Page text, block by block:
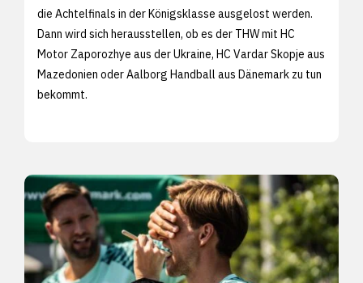
die Achtelfinals in der Königsklasse ausgelost werden.
Dann wird sich herausstellen, ob es der THW mit HC
Motor Zaporozhye aus der Ukraine, HC Vardar Skopje aus
Mazedonien oder Aalborg Handball aus Dänemark zu tun
bekommt.